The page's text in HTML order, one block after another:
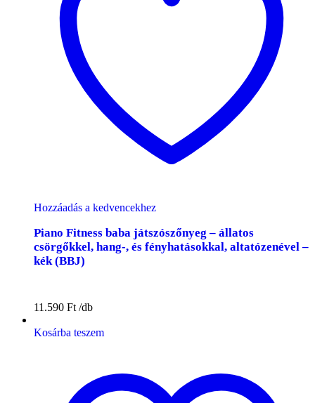
Hozzáadás a kedvencekhez
Piano Fitness baba játszószőnyeg – állatos
csörgőkkel, hang-, és fényhatásokkal, altatózenével –
kék (BBJ)
11.590 Ft
Kosárba teszem